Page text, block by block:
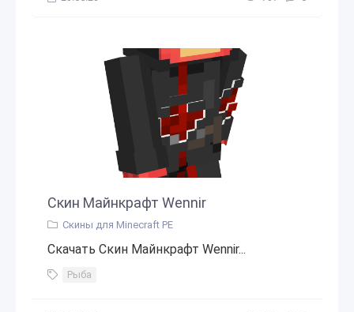
Скин Майнкрафт Wennir
Скины для Minecraft PE
Скачать Скин Майнкрафт Wennir...
Рыба